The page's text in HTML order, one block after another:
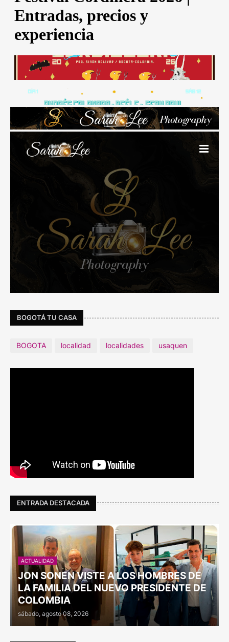
BOGOTÁ TU CASA
BOGOTA localidad localidades usaquen
ENTRADA DESTACADA
ACTUALIDAD
JON SONEN VISTE A LOS HOMBRES DE
LA FAMILIA DEL NUEVO PRESIDENTE DE
COLOMBIA
sábado, agosto 08, 2026